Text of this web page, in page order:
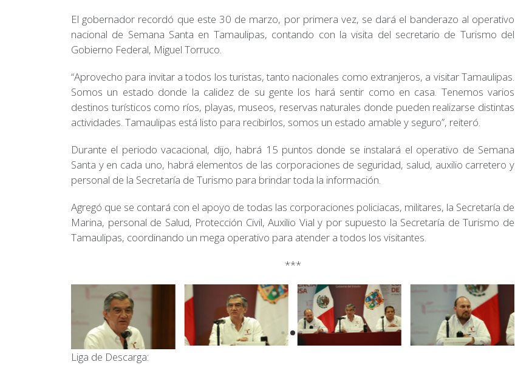
El gobernador recordó que este 30 de marzo, por primera vez, se dará el banderazo al operativo
nacional de Semana Santa en Tamaulipas, contando con la visita del secretario de Turismo del
Gobierno Federal, Miguel Torruco.
“Aprovecho para invitar a todos los turistas, tanto nacionales como extranjeros, a visitar Tamaulipas.
Somos un estado donde la calidez de su gente los hará sentir como en casa. Tenemos varios
destinos turísticos como ríos, playas, museos, reservas naturales donde pueden realizarse distintas
actividades. Tamaulipas está listo para recibirlos, somos un estado amable y seguro”, reiteró.
Durante el periodo vacacional, dijo, habrá 15 puntos donde se instalará el operativo de Semana
Santa y en cada uno, habrá elementos de las corporaciones de seguridad, salud, auxilio carretero y
personal de la Secretaría de Turismo para brindar toda la información.
Agregó que se contará con el apoyo de todas las corporaciones policiacas, militares, la Secretaría de
Marina, personal de Salud, Protección Civil, Auxilio Vial y por supuesto la Secretaría de Turismo de
Tamaulipas, coordinando un mega operativo para atender a todos los visitantes.
***
Liga de Descarga: